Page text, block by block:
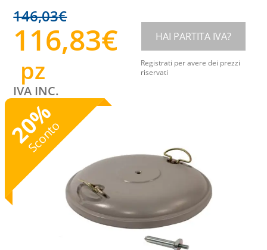
146,03€
116,83€
pz
IVA INC.
HAI PARTITA IVA?
Registrati per avere dei prezzi
riservati
20
%
Sconto